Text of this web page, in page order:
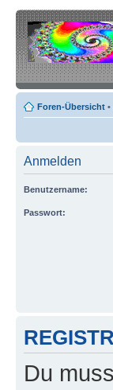
Foren-Übersicht •
Anmelden
Benutzername:
Passwort:
Du